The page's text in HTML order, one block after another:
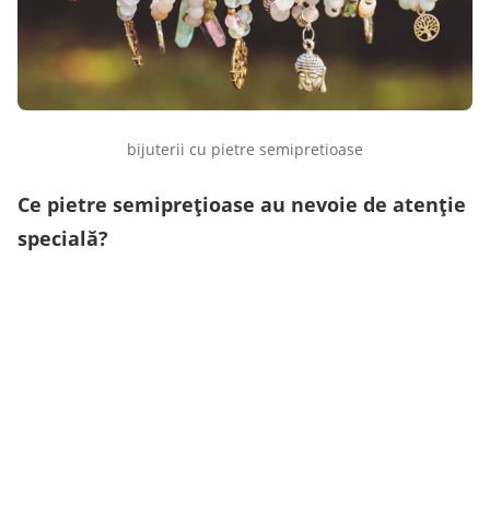
bijuterii cu pietre semipretioase
Ce pietre semiprețioase au nevoie de atenție
specială?